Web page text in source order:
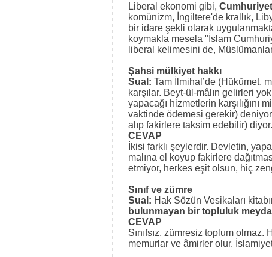
Liberal ekonomi gibi, Cumhuriyet
komünizm, İngiltere'de krallık,
bir idare şekli olarak
koymakla mesela "İslam
liberal kelimesini de,
Şahsi mülkiyet hakkı
Sual: Tam İlmihal’de (Hükümet,
karşılar. Beyt-ül-mâlın gelirleri
yapacağı hizmetlerin karşılığını
vaktinde ödemesi gerekir)
alıp fakirlere taksim edebilir)
CEVAP
İkisi farklı şeylerdir. Devletin,
malına el koyup fakirlere
etmiyor, herkes eşit olsun, hiç
Sınıf ve zümre
Sual: Hak Sözün Vesikaları
bulunmayan bir topluluk
CEVAP
Sınıfsız, zümresiz toplum
memurlar ve âmirler olur.